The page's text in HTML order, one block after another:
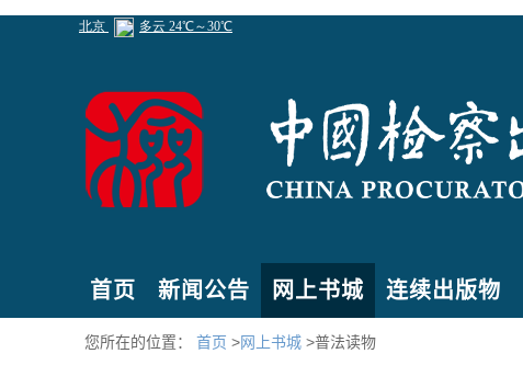
首页 新闻公告 网上书城 连续出版物
您所在的位置： 首页 >网上书城 >普法读物